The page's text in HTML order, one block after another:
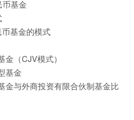
基金
基金的模式
（CJV模式）
基金
金与外商投资有限合伙制基金比